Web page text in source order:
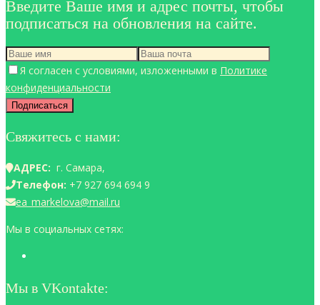
Введите Ваше имя и адрес почты, чтобы
подписаться на обновления на сайте.
Я согласен с условиями, изложенными в Политике
конфиденциальности
Свяжитесь с нами:
АДРЕС: г. Самара,
Телефон: +7 927 694 694 9
ea_markelova@mail.ru
Мы в социальных сетях:
Мы в VKontakte: